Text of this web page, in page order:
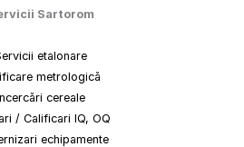
Sartorom
etalonare
metrologică
cereale
/ Calificari IQ, OQ
echipamente